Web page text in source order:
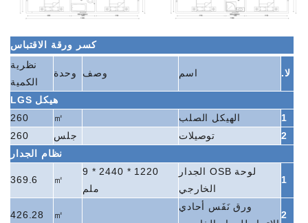
كسر ورقة الاقتباس
لا. اسم وصف وحدة
نظرية
الكمية
هيكل LGS
1
الهيكل الصلب ㎡
260
2
توصيلات جلس
260
نظام الجدار
1
لوحة OSB الجدار
الخارجي
1220 * 2440 * 9
ملم
㎡
369.6
2
ورق نَفَس أحادي
㎡
426.28